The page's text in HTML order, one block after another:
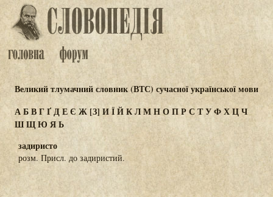
Великий тлумачний словник (ВТС) сучасної української мови
АБВГҐДЕЄ Ж[З] ИЇЙКЛМНОПР СТУФХЦЧ
ШЩЮЯЬ
задиристо
розм. Присл. до задиристий.